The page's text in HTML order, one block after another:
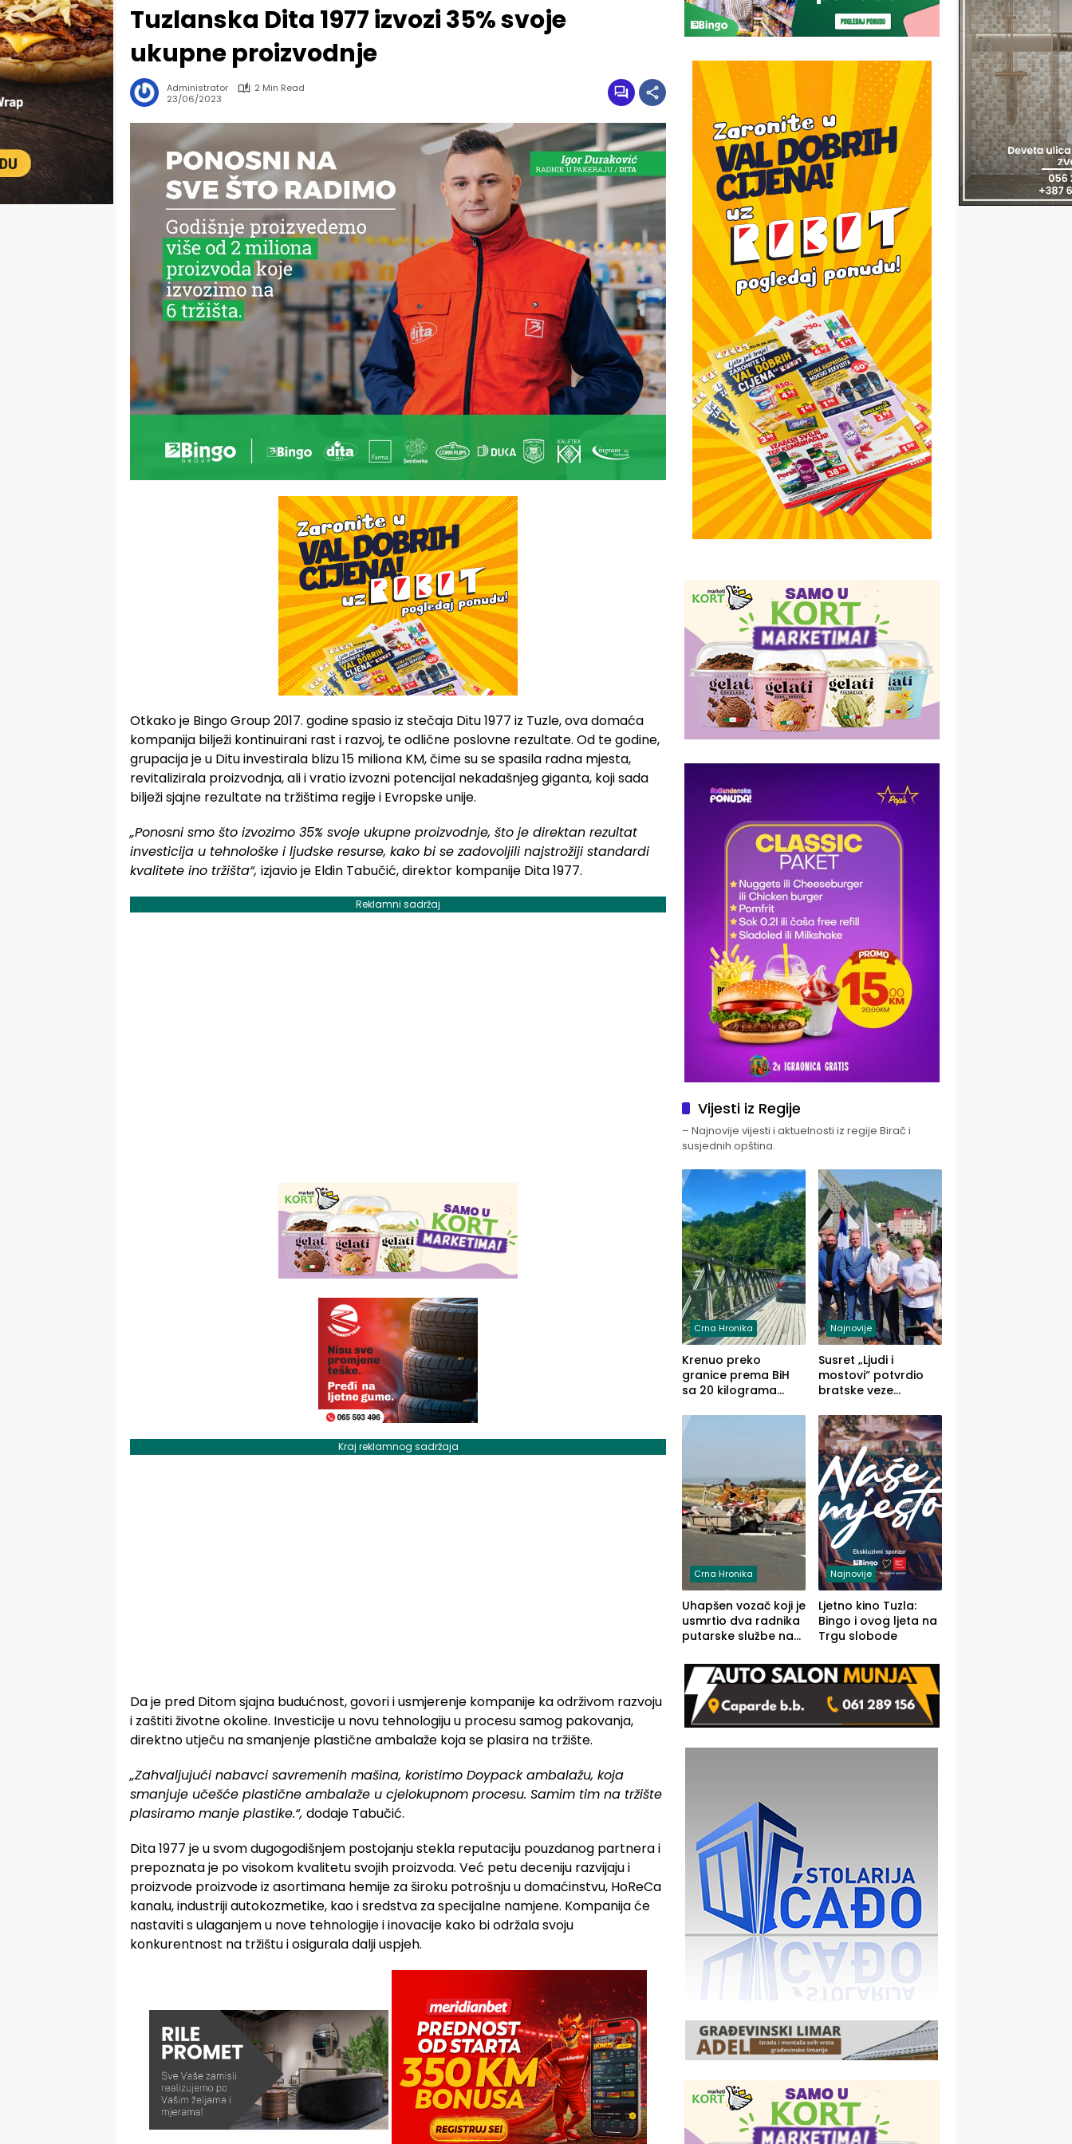
Tuzlanska Dita 1977 izvozi 35% svoje
ukupne proizvodnje
Administrator
2 Min Read
23/06/2023
Otkako je Bingo Group 2017. godine spasio iz stečaja Ditu 1977 iz Tuzle, ova domaća
kompanija bilježi kontinuirani rast i razvoj, te odlične poslovne rezultate. Od te godine,
grupacija je u Ditu investirala blizu 15 miliona KM, čime su se spasila radna mjesta,
revitalizirala proizvodnja, ali i vratio izvozni potencijal nekadašnjeg giganta, koji sada
bilježi sjajne rezultate na tržištima regije i Evropske unije.
„Ponosni smo što izvozimo 35% svoje ukupne proizvodnje, što je direktan rezultat
investicija u tehnološke i ljudske resurse, kako bi se zadovoljili najstrožiji standardi
kvalitete ino tržišta“, izjavio je Eldin Tabučić, direktor kompanije Dita 1977.
Reklamni sadržaj
Kraj reklamnog sadržaja
Da je pred Ditom sjajna budućnost, govori i usmjerenje kompanije ka održivom razvoju
i zaštiti životne okoline. Investicije u novu tehnologiju u procesu samog pakovanja,
direktno utječu na smanjenje plastične ambalaže koja se plasira na tržište.
„Zahvaljujući nabavci savremenih mašina, koristimo Doypack ambalažu, koja
smanjuje učešće plastične ambalaže u cjelokupnom procesu. Samim tim na tržište
plasiramo manje plastike.“, dodaje Tabučić.
Dita 1977 je u svom dugogodišnjem postojanju stekla reputaciju pouzdanog partnera i
prepoznata je po visokom kvalitetu svojih proizvoda. Već petu deceniju razvijaju i
proizvode proizvode iz asortimana hemije za široku potrošnju u domaćinstvu, HoReCa
kanalu, industriji autokozmetike, kao i sredstva za specijalne namjene. Kompanija će
nastaviti s ulaganjem u nove tehnologije i inovacije kako bi održala svoju
konkurentnost na tržištu i osigurala dalji uspjeh.
Vijesti iz Regije
– Najnovije vijesti i aktuelnosti iz regije Birač i
susjednih opština.
Crna Hronika
Krenuo preko
granice prema BiH
sa 20 kilograma
u automobilu
Najnovije
Susret „Ljudi i
mostovi“ potvrdio
bratske veze
Zvornika
Crna Hronika
Uhapšen vozač koji je
usmrtio dva radnika
putarske službe na
prema Šapcu
(FOTO)
Najnovije
Ljetno kino Tuzla:
Bingo i ovog ljeta na
Trgu slobode